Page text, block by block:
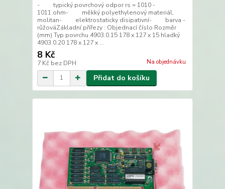
- typický povrchový odpor rs = 1010 -
1011 ohm- měkký polyethylenový materiál,
molitan- elektrostaticky disipativní- barva -
růžováZákladní přířezy : Objednací číslo Rozměr
(mm) Typ povrchu 4903.0.15 178 x 127 x 15 hladký
4903.0.20 178 x 127 x ...
8 Kč
7 Kč bez DPH Na objednávku
Přidat do košíku